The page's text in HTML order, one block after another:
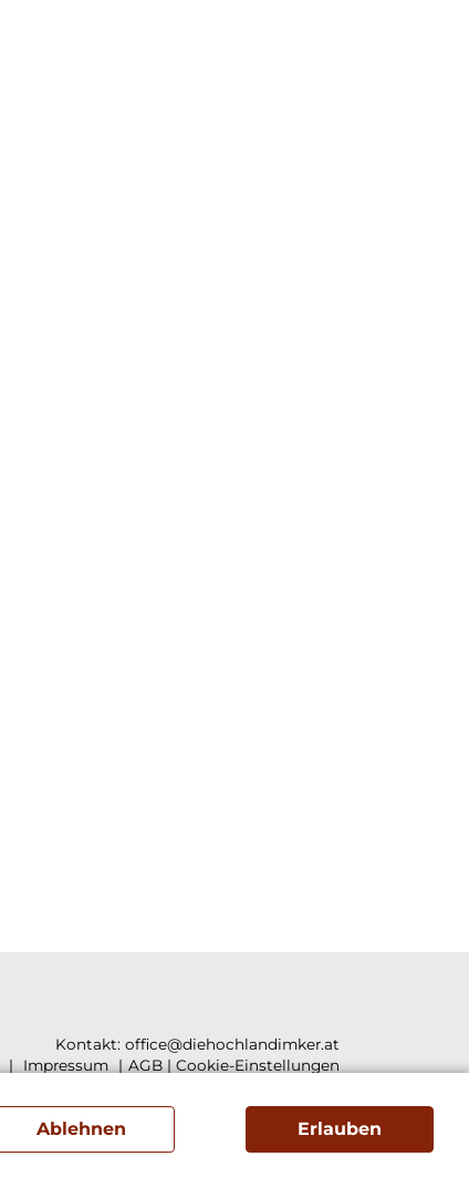
Kontakt: office@diehochlandimker.at
Impressum AGB|Cookie-Einstellungen
Ablehnen Erlauben